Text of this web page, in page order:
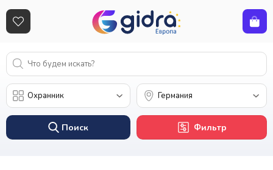
Поиск Фильтр